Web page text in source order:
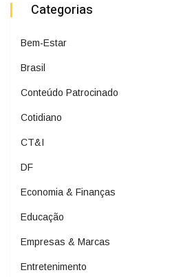
Categorias
Bem-Estar
Brasil
Conteúdo Patrocinado
Cotidiano
CT&I
DF
Economia & Finanças
Educação
Empresas & Marcas
Entretenimento